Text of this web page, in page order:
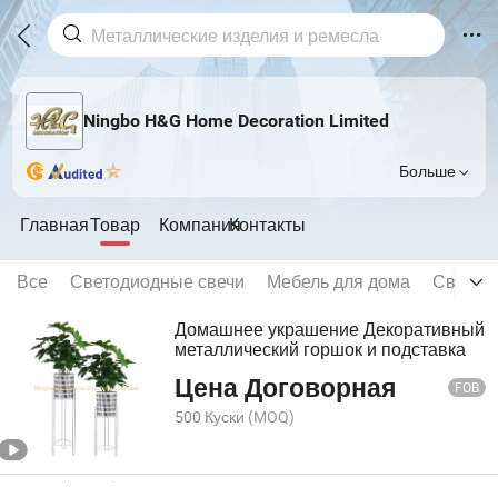
Ningbo H&G Home Decoration Limited
Больше
ГлавнаяТовар КомпанияКонтакты
Все Светодиодные свечи Мебель для дома
Домашнее украшение Декоративный
металлический горшок и подставка
Цена Договорная FOB
500 Куски (MOQ)